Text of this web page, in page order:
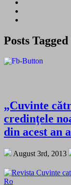
Posts
„Cuvinte
credinţele
din acest an
August 3rd, 2013